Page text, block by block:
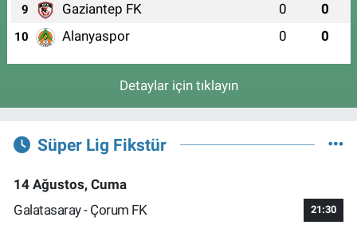
9 Gaziantep FK 0 0
10 Alanyaspor 0 0
Detaylar için tıklayın
Süper Lig Fikstür
14 Ağustos, Cuma
Galatasaray - Çorum FK
21:30